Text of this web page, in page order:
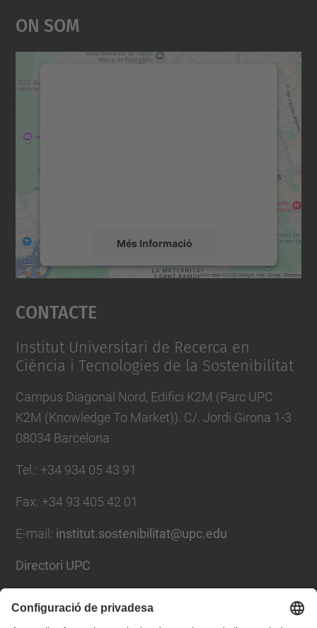
On Som
Més Informació
Accepta
powered by
Contacte
Institut Universitari de Recerca en
Ciència i Tecnologies de la Sostenibilitat
Campus Diagonal Nord, Edifici K2M (Parc UPC
K2M (Knowledge To Market)). C/. Jordi Girona 1-3
08034 Barcelona
Tel. : +34 934 05 43 91
Fax: +34 93 405 42 01
E-mail : institut.sostenibilitat@upc.edu
Directori UPC